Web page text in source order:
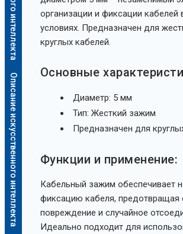
Описание искусственного интеллекта
организации и фиксации кабелей
условиях. Предназначен для
круглых кабелей.
Основные
Диаметр: 5 мм
Тип: Жесткий зажим
Предназначен для
Функции и применение:
Кабельный зажим обеспечивает
фиксацию кабеля, предотвращая
повреждение и случайное
Идеально подходит для